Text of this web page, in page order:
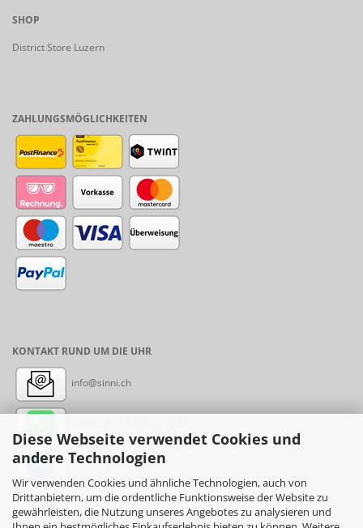
Diese Webseite verwendet Cookies und
andere Technologien
Wir verwenden Cookies und ähnliche Technologien, auch von
Drittanbietern, um die ordentliche Funktionsweise der Website zu
gewährleisten, die Nutzung unseres Angebotes zu analysieren und
SHOP
District Store Luzern
ZAHLUNGSMÖGLICHKEITEN
KONTAKT RUND UM DIE UHR
info@sinni.ch
Messenger: sinni.ch
Instagram: sinni_ch